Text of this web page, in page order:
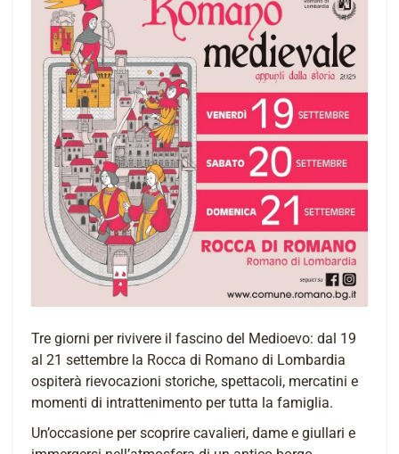
Tre giorni per rivivere il fascino del Medioevo: dal 19
al 21 settembre la Rocca di Romano di Lombardia
ospiterà rievocazioni storiche, spettacoli, mercatini e
momenti di intrattenimento per tutta la famiglia.
Un’occasione per scoprire cavalieri, dame e giullari e